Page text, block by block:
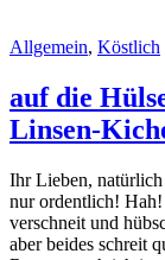
Allgemein, Köstlich
auf die
Linsen-
Ihr Lieben,
nur ordentlich! Hah!
verschneit und
aber beides schreit